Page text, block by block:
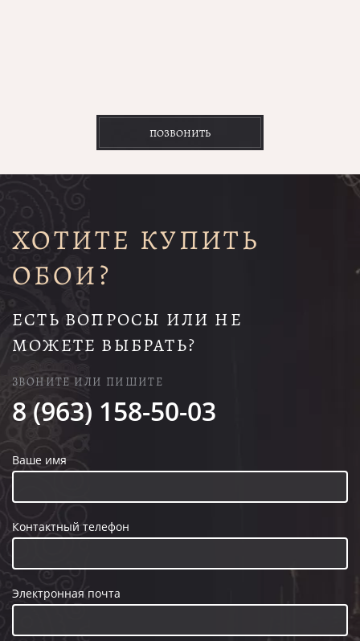
ПОЗВОНИТЬ
ХОТИТЕ КУПИТЬ
ОБОИ?
ЕСТЬ ВОПРОСЫ ИЛИ НЕ
МОЖЕТЕ ВЫБРАТЬ?
ЗВОНИТЕ ИЛИ ПИШИТЕ
8 (963) 158-50-03
Ваше имя
Контактный телефон
Электронная почта